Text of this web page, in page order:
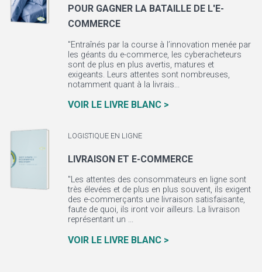
POUR GAGNER LA BATAILLE DE L'E-
COMMERCE
"Entraînés par la course à l’innovation menée par
les géants du e-commerce, les cyberacheteurs
sont de plus en plus avertis, matures et
exigeants. Leurs attentes sont nombreuses,
notamment quant à la livrais...
VOIR LE LIVRE BLANC >
LOGISTIQUE EN LIGNE
LIVRAISON ET E-COMMERCE
"Les attentes des consommateurs en ligne sont
très élevées et de plus en plus souvent, ils exigent
des e-commerçants une livraison satisfaisante,
faute de quoi, ils iront voir ailleurs. La livraison
représentant un ...
VOIR LE LIVRE BLANC >